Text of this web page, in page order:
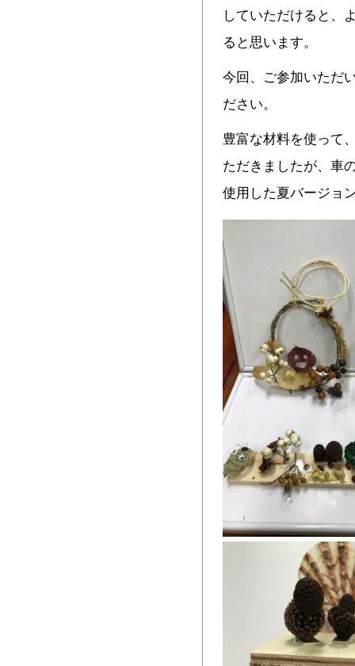
していただけると、
ると思います。
今回、ご参加いただ
ださい。
豊富な材料を使って
ただきましたが、車
使用した夏バージョ